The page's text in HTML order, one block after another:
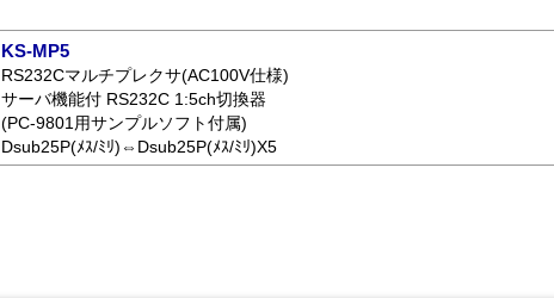
KS-MP5
RS232Cマルチプレクサ(AC100V仕様)
サーバ機能付 RS232C 1:5ch切換器
(PC-9801用サンプルソフト付属)
Dsub25P(ﾒｽ/ﾐﾘ)⇔Dsub25P(ﾒｽ/ﾐﾘ)X5